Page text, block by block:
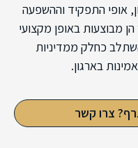
אופי התפקיד וההשפעה
מבוצעות באופן מקצועי
כחלק ממדיניות
בארגון.
צרו קשר